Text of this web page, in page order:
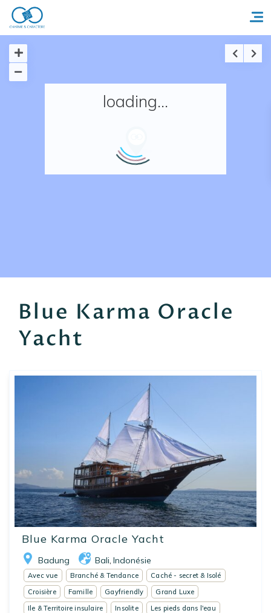
Accueil
loading...
Blue Karma Oracle
Yacht
Blue Karma Oracle Yacht
Badung Bali Indonésie
Avec vue Branché & Tendance
Caché - secret & Isolé
Croisière
Famille Gayfriendly
Grand Luxe
Ile & Territoire insulaire
Insolite
Les pieds dans l'eau